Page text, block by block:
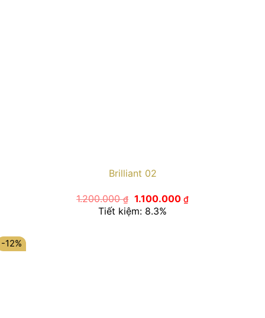
Brilliant 02
1.200.000₫ Giá
gốc
là:
1.100.000 ₫Giá
hiện
Tiết kiệm: 8.3%
-12%